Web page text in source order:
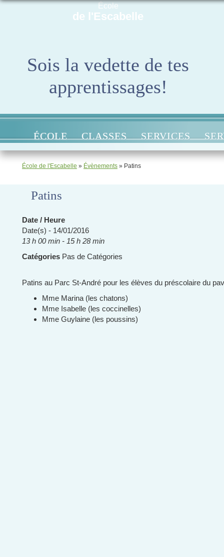
École
de l'Escabelle
Sois la vedette de tes
apprentissages!
ÉCOLE CLASSES SERVICES
École de l'Escabelle » Évènements » Patins
Patins
Date / Heure
Date(s) - 14/01/2016
13 h 00 min - 15 h 28 min
Catégories Pas de Catégories
Patins au Parc St-André pour les élèves du préscolaire du
Mme Marina (les chatons)
Mme Isabelle (les coccinelles)
Mme Guylaine (les poussins)